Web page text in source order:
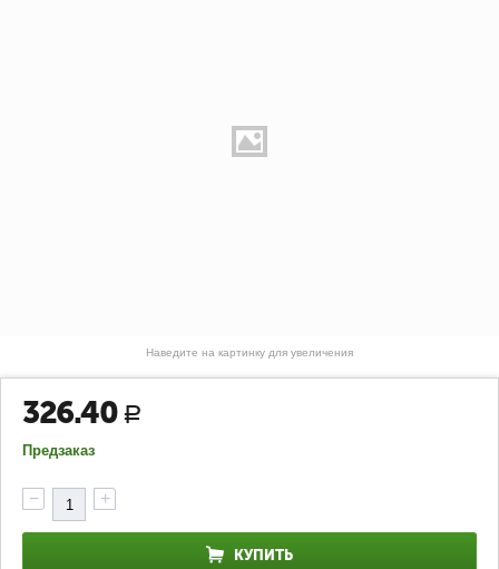
Наведите на картинку для увеличения
326.40 Р
Предзаказ
+
−
КУПИТЬ